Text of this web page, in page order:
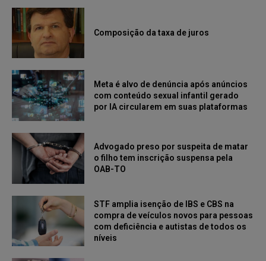
Composição da taxa de juros
Meta é alvo de denúncia após anúncios
com conteúdo sexual infantil gerado
por IA circularem em suas plataformas
Advogado preso por suspeita de matar
o filho tem inscrição suspensa pela
OAB-TO
STF amplia isenção de IBS e CBS na
compra de veículos novos para pessoas
com deficiência e autistas de todos os
níveis